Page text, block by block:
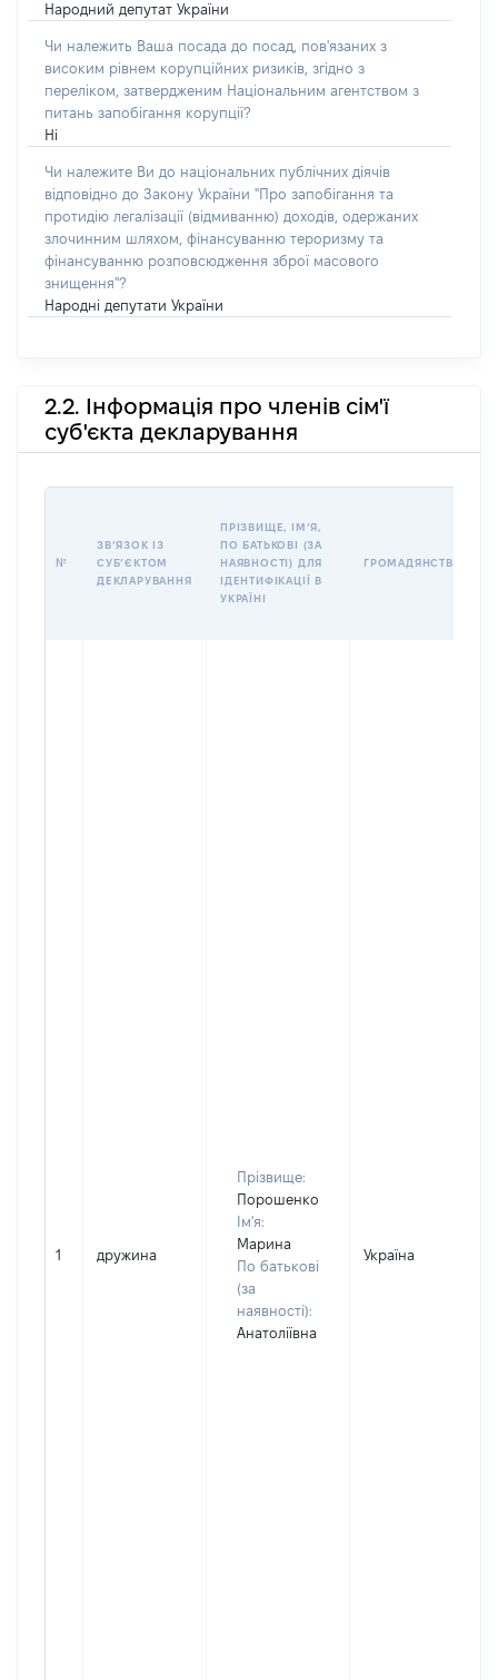
Народний депутат України
Чи належить Ваша посада до посад, пов'язаних з
високим рівнем корупційних ризиків, згідно з
переліком, затвердженим Національним агентством з
питань запобігання корупції?
Ні
Чи належите Ви до національних публічних діячів
відповідно до Закону України "Про запобігання та
протидію легалізації (відмиванню) доходів, одержаних
злочинним шляхом, фінансуванню тероризму та
фінансуванню розповсюдження зброї масового
знищення"?
Народні депутати України
2.2. Інформація про членів сім'ї
суб'єкта декларування
№
ЗВʼЯЗОК ІЗ
СУБʼЄКТОМ
ДЕКЛАРУВАННЯ
ПРІЗВИЩЕ, ІМʼЯ,
ПО БАТЬКОВІ (ЗА
НАЯВНОСТІ) ДЛЯ
ІДЕНТИФІКАЦІЇ В
УКРАЇНІ
ГРОМАДЯНСТВО
1 дружина
Прізвище:
Порошенко
Ім'я:
Марина
По батькові
(за
наявності):
Анатоліївна
Україна